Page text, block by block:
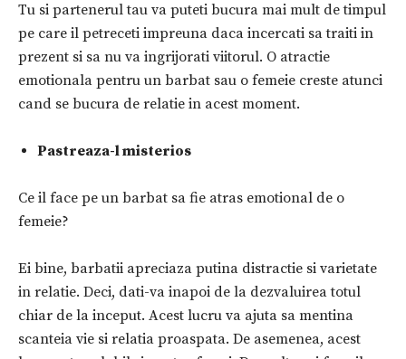
Tu si partenerul tau va puteti bucura mai mult de timpul
pe care il petreceti impreuna daca incercati sa traiti in
prezent si sa nu va ingrijorati viitorul. O atractie
emotionala pentru un barbat sau o femeie creste atunci
cand se bucura de relatie in acest moment.
Pastreaza-l misterios
Ce il face pe un barbat sa fie atras emotional de o
femeie?
Ei bine, barbatii apreciaza putina distractie si varietate
in relatie. Deci, dati-va inapoi de la dezvaluirea totul
chiar de la inceput. Acest lucru va ajuta sa mentina
scanteia vie si relatia proaspata. De asemenea, acest